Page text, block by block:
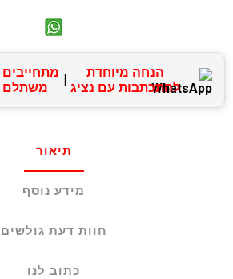
הנחה מיוחדת
להתכתבות עם נציג
משתלם
תיאור
מידע נוסף
חוות דעת גולשים
כתוב לנו